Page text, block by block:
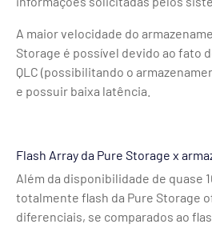
A maior velocidade do
Storage é possível devido ao fato
QLC (possibilitando o
e possuir baixa latência.
Flash Array da Pure Storage x
Além da disponibilidade de quase
totalmente flash da Pure Storage
diferenciais, se comparados ao